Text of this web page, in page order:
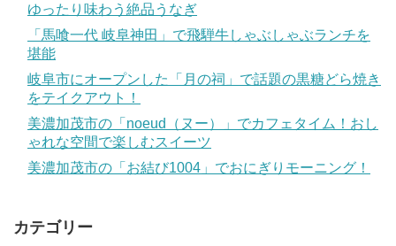
ゆったり味わう絶品うなぎ
「馬喰一代 岐阜神田」で飛騨牛しゃぶしゃぶランチを
堪能
岐阜市にオープンした「月の祠」で話題の黒糖どら焼き
をテイクアウト！
美濃加茂市の「noeud（ヌー）」でカフェタイム！おし
ゃれな空間で楽しむスイーツ
美濃加茂市の「お結び1004」でおにぎりモーニング！
カテゴリー